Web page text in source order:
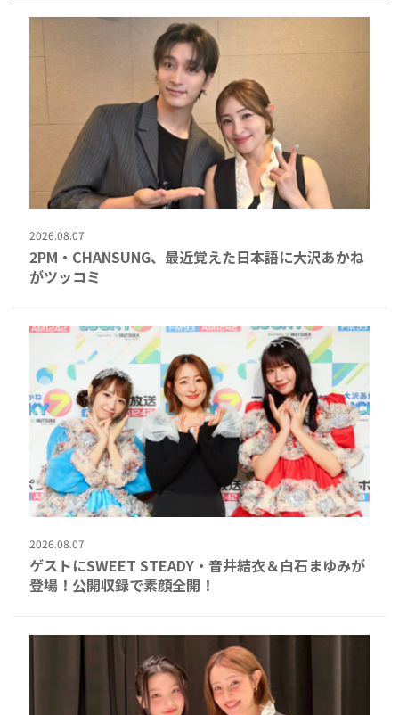
2026.08.07
2PM・CHANSUNG、最近覚えた日本語に大沢あかね
がツッコミ
2026.08.07
ゲストにSWEET STEADY・音井結衣＆白石まゆみが
登場！公開収録で素顔全開！